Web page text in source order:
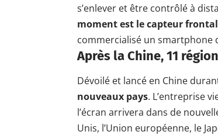
s’enlever et être contrôlé à
moment est le capteur frontal
commercialisé un smartphone
Après la Chine, 11
Dévoilé et lancé en Chine
nouveaux pays. L’entreprise
l’écran arrivera dans de
Unis, l’Union européenne, le